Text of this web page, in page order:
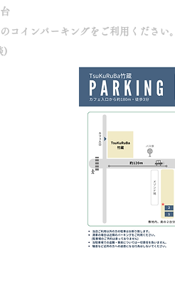
コインパーキングをご利用ください。
)